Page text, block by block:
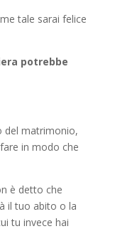
tale sarai felice
potrebbe
del matrimonio,
in modo che
è detto che
il tuo abito o la
tu invece hai